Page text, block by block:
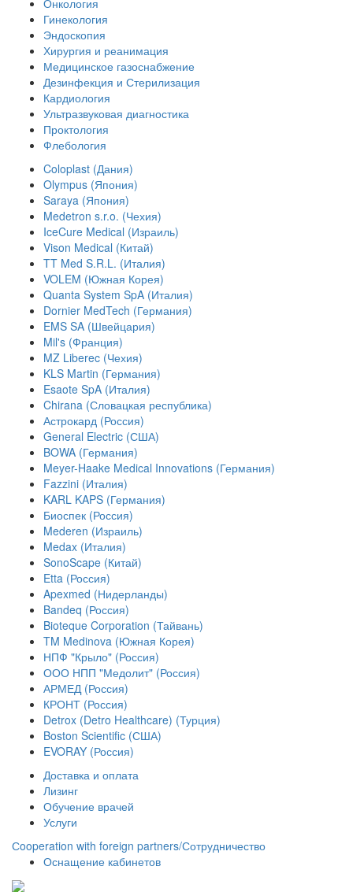
Онкология
Гинекология
Эндоскопия
Хирургия и реанимация
Медицинское газоснабжение
Дезинфекция и Стерилизация
Кардиология
Ультразвуковая диагностика
Проктология
Флебология
Coloplast (Дания)
Olympus (Япония)
Saraya (Япония)
Medetron s.r.o. (Чехия)
IceCure Medical (Израиль)
Vison Medical (Китай)
TT Med S.R.L. (Италия)
VOLEM (Южная Корея)
Quanta System SpA (Италия)
Dornier MedTech (Германия)
EMS SA (Швейцария)
Mil's (Франция)
MZ Liberec (Чехия)
KLS Martin (Германия)
Esaote SpA (Италия)
Chirana (Словацкая республика)
Астрокард (Россия)
General Electric (США)
BOWA (Германия)
Meyer-Haake Medical Innovations (Германия)
Fazzini (Италия)
KARL KAPS (Германия)
Биоспек (Россия)
Mederen (Израиль)
Medax (Италия)
SonoScape (Китай)
Etta (Россия)
Apexmed (Нидерланды)
Bandeq (Россия)
Bioteque Corporation (Тайвань)
TM Medinova (Южная Корея)
НПФ "Крыло" (Россия)
ООО НПП "Медолит" (Россия)
АРМЕД (Россия)
КРОНТ (Россия)
Detrox (Detro Healthcare) (Турция)
Boston Scientific (США)
EVORAY (Россия)
Доставка и оплата
Лизинг
Обучение врачей
Услуги
Сooperation with foreign partners/Сотрудничество
Оснащение кабинетов